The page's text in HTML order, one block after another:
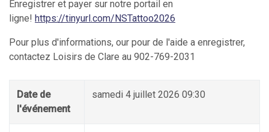
Enregistrer et payer sur notre portail en
ligne! https://tinyurl.com/NSTattoo2026
Pour plus d'informations, our pour de l'aide a enregistrer,
contactez Loisirs de Clare au 902-769-2031
Date de
l'événement
samedi 4 juillet 2026 09:30